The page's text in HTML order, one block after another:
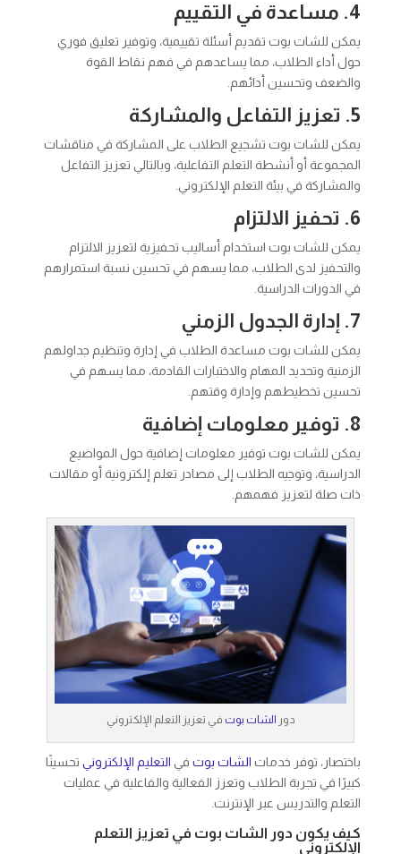
4. مساعدة في التقييم
يمكن للشات بوت تقديم أسئلة تقييمية، وتوفير تعليق فوري
حول أداء الطلاب، مما يساعدهم في فهم نقاط القوة
والضعف وتحسين أدائهم.
5. تعزيز التفاعل والمشاركة
يمكن للشات بوت تشجيع الطلاب على المشاركة في مناقشات
المجموعة أو أنشطة التعلم التفاعلية، وبالتالي تعزيز التفاعل
والمشاركة في بيئة التعلم الإلكتروني.
6. تحفيز الالتزام
يمكن للشات بوت استخدام أساليب تحفيزية لتعزيز الالتزام
والتحفيز لدى الطلاب، مما يسهم في تحسين نسبة استمرارهم
في الدورات الدراسية.
7. إدارة الجدول الزمني
يمكن للشات بوت مساعدة الطلاب في إدارة وتنظيم جداولهم
الزمنية وتحديد المهام والاختبارات القادمة، مما يسهم في
تحسين تخطيطهم وإدارة وقتهم.
8. توفير معلومات إضافية
يمكن للشات بوت توفير معلومات إضافية حول المواضيع
الدراسية، وتوجيه الطلاب إلى مصادر تعلم إلكترونية أو مقالات
ذات صلة لتعزيز فهمهم.
دور الشات بوت في تعزيز التعلم الإلكتروني
باختصار، توفر خدمات الشات بوتفي التعليم الإلكترونيتحسينًا
كبيرًا في تجربة الطلاب وتعزز الفعالية والفاعلية في عمليات
التعلم والتدريس عبر الإنترنت.
كيف يكون دور الشات بوت في تعزيز التعلم
الإلكتروني